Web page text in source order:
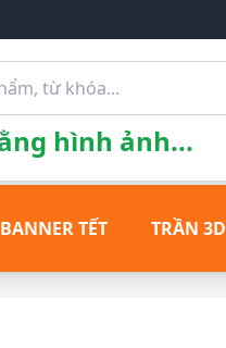
hình ảnh...
BANNER TẾT TRẦN 3D